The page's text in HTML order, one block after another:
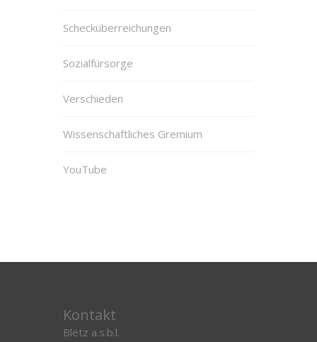
Schecküberreichungen
Sozialfürsorge
Verschieden
Wissenschaftliches Gremium
YouTube
Kontakt
Blëtz a.s.b.l.